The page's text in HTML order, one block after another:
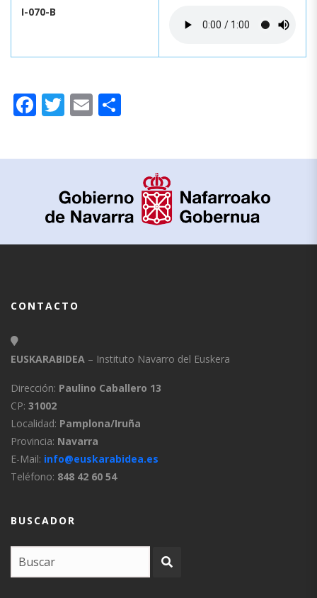
I-070-B
Facebook
Twitter
Email
CONTACTO
EUSKARABIDEA – Instituto Navarro del Euskera
Dirección: Paulino Caballero 13
CP: 31002
Localidad: Pamplona/Iruña
Provincia: Navarra
E-Mail: info@euskarabidea.es
Teléfono: 848 42 60 54
BUSCADOR